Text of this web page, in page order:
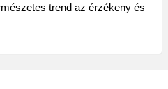
trend az érzékeny és